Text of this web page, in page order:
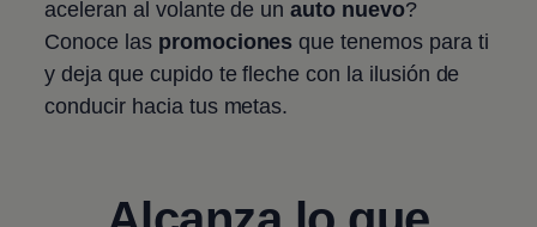
aceleran al volante de un auto nuevo?
Conoce las promocionesque tenemos para ti
y deja que cupido te fleche con la ilusión de
conducir hacia tus metas.